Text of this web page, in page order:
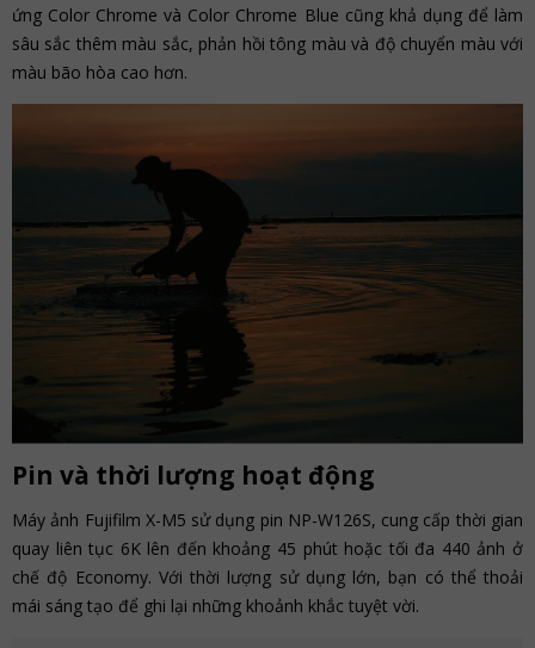
ứng Color Chrome và Color Chrome Blue cũng khả dụng để làm
sâu sắc thêm màu sắc, phản hồi tông màu và độ chuyển màu với
màu bão hòa cao hơn.
Pin và thời lượng hoạt động
Máy ảnh Fujifilm X-M5 sử dụng pin NP-W126S, cung cấp thời gian
quay liên tục 6K lên đến khoảng 45 phút hoặc tối đa 440 ảnh ở
chế độ Economy. Với thời lượng sử dụng lớn, bạn có thể thoải
mái sáng tạo để ghi lại những khoảnh khắc tuyệt vời.